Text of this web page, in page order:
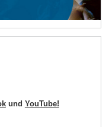
und YouTube!